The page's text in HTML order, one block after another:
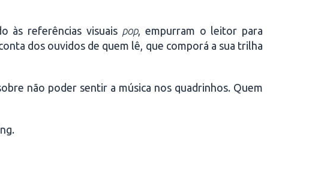
às referências visuais pop, empurram o leitor para
dos ouvidos de quem lê, que comporá a sua trilha
não poder sentir a música nos quadrinhos. Quem